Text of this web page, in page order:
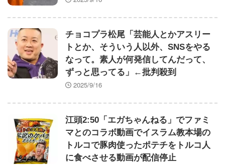
チョコプラ松尾「芸能人とかアスリー
トとか、そういう人以外、SNSをやる
なって。素人が何発信してんだって、
ずっと思ってる」←批判殺到
2025/9/16
江頭2:50「エガちゃんねる」でファミ
マとのコラボ動画でイスラム教本場の
トルコで豚肉使ったポテチをトルコ人
に食べさせる動画が配信停止